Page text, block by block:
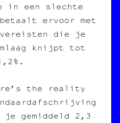
in een slechte
ervoor met
die je
knijpt tot
the reality
je gemiddeld 2,3